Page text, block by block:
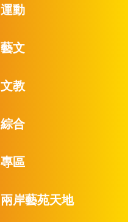
運動
藝文
文教
綜合
專區
兩岸藝苑天地